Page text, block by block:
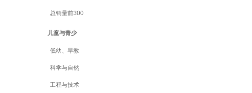
总销量前300
儿童与青少
低幼、早教
科学与自然
工程与技术